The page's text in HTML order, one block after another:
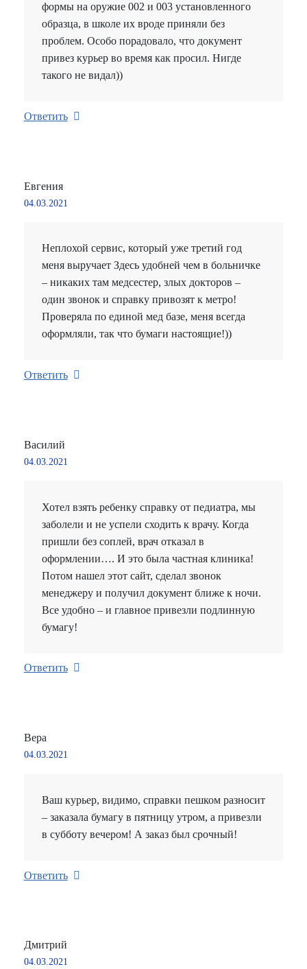
формы на оружие 002 и 003 установленного
образца, в школе их вроде приняли без
проблем. Особо порадовало, что документ
привез курьер во время как просил. Нигде
такого не видал))
Ответить
Евгения
04.03.2021
Неплохой сервис, который уже третий год
меня выручает Здесь удобней чем в больничке
– никаких там медсестер, злых докторов –
один звонок и справку привозят к метро!
Проверяла по единой мед базе, меня всегда
оформляли, так что бумаги настоящие!))
Ответить
Василий
04.03.2021
Хотел взять ребенку справку от педиатра, мы
заболели и не успели сходить к врачу. Когда
пришли без соплей, врач отказал в
оформлении…. И это была частная клиника!
Потом нашел этот сайт, сделал звонок
менеджеру и получил документ ближе к ночи.
Все удобно – и главное привезли подлинную
бумагу!
Ответить
Вера
04.03.2021
Ваш курьер, видимо, справки пешком разносит
– заказала бумагу в пятницу утром, а привезли
в субботу вечером! А заказ был срочный!
Ответить
Дмитрий
04.03.2021